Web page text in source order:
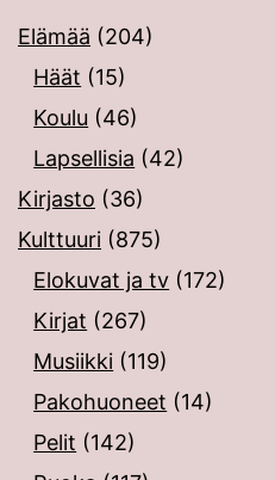
Elämää (204)
Häät (15)
Koulu (46)
Lapsellisia (42)
Kirjasto (36)
Kulttuuri (875)
Elokuvat ja tv (172)
Kirjat (267)
Musiikki (119)
Pakohuoneet (14)
Pelit (142)